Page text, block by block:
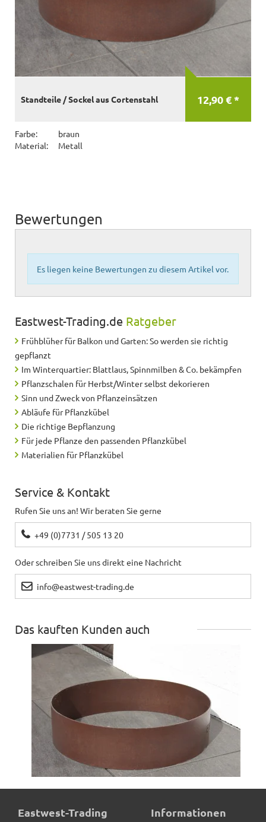
12,90 € *
Standteile / Sockel aus Cortenstahl
Farbe:
braun
Material:
Metall
Bewertungen
Es liegen keine Bewertungen zu diesem Artikel vor.
Eastwest-Trading.de Ratgeber
Frühblüher für Balkon und Garten: So werden sie richtig
gepflanzt
Im Winterquartier: Blattlaus, Spinnmilben & Co. bekämpfen
Pflanzschalen für Herbst/Winter selbst dekorieren
Sinn und Zweck von Pflanzeinsätzen
Abläufe für Pflanzkübel
Die richtige Bepflanzung
Für jede Pflanze den passenden Pflanzkübel
Materialien für Pflanzkübel
Service & Kontakt
Rufen Sie uns an! Wir beraten Sie gerne
+49 (0)7731 / 505 13 20
Oder schreiben Sie uns direkt eine Nachricht
info@eastwest-trading.de
Das kauften Kunden auch
Standteile / Sockel aus Cortenstahl
Eastwest-Trading Informationen